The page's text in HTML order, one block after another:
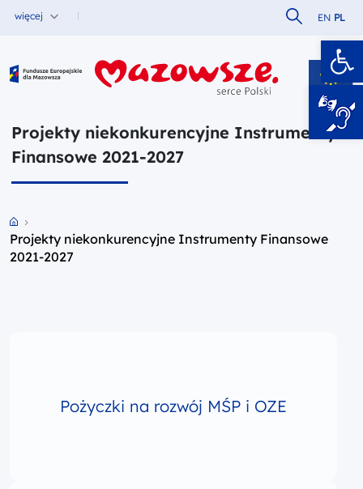
więcej Szukaj w
EN PL
Fundusze Europejskie dla Mazowsza
Projekty niekonkurencyjne Instrumenty
Finansowe 2021-2027
Przejdź do strony głównej portalu
Projekty niekonkurencyjne Instrumenty Finansowe
2021-2027
Pożyczki na rozwój MŚP i OZE